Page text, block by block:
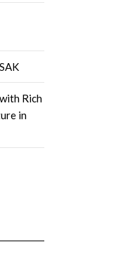
Rich
in